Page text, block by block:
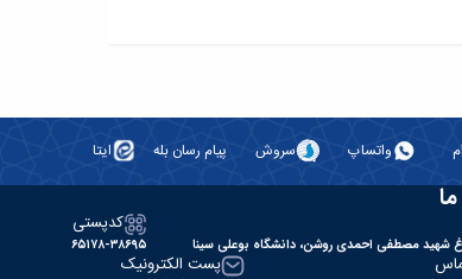
واتساپ سروش پیام رسان بله ایتا
شهید مصطفی احمدی روشن، دانشگاه بوعلی سینا
کدپستی
۶۵۱۷۸-۳۸۶۹۵
پست الکترونیک